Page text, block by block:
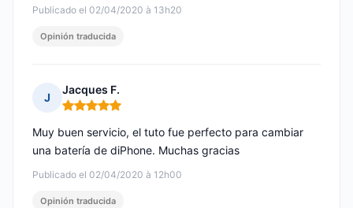
Publicado el 02/04/2020 à 13h20
Opinión traducida
J
Jacques F.
Nota: 5 de 5
Publicado el 02/04/2020 à 12h00
Muy buen servicio, el tuto fue perfecto para cambiar
una batería de diPhone. Muchas gracias
Opinión traducida